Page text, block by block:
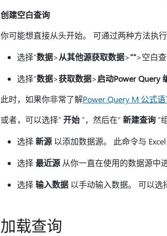
创建空白查询
你可能想直接从头开始。 可通过两种方法执行
选择“数据>从其他源获取数据>”“>空白查
选择“数据>获取数据>启动Power Query
此时，如果你非常了解Power Query M 公式
或者，可以选择“ 开始”，然后在“ 新建查询”
选择新源以添加数据源。 此命令与
选择最近源从你一直在使用的数据源中
选择输入数据以手动输入数据。 可以选
加载查询